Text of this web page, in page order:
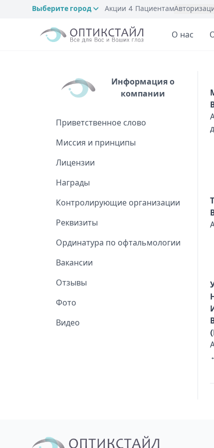
Выберите город Акции 4 Пациентам
О нас
Информация о
компании
Приветственное слово
Миссия и принципы
Лицензии
Награды
Контролирующие организации
Реквизиты
Ординатура по офтальмологии
Вакансии
Отзывы
Фото
Видео